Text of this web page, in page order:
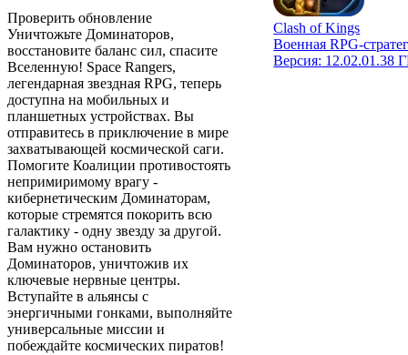
Проверить обновление
Уничтожьте Доминаторов,
восстановите баланс сил, спасите
Вселенную! Space Rangers,
легендарная звездная RPG, теперь
доступна на мобильных и
планшетных устройствах. Вы
отправитесь в приключение в мире
захватывающей космической саги.
Помогите Коалиции противостоять
непримиримому врагу -
кибернетическим Доминаторам,
которые стремятся покорить всю
галактику - одну звезду за другой.
Вам нужно остановить
Доминаторов, уничтожив их
ключевые нервные центры.
Вступайте в альянсы с
энергичными гонками, выполняйте
универсальные миссии и
побеждайте космических пиратов!
Clash of Kings
Военная RPG-
Версия: 12.02.01.38